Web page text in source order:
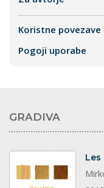
Koristne povezave
Pogoji uporabe
GRADIVA
Les